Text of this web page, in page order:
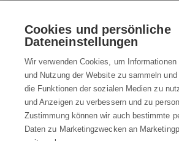
Kontaktieren Sie uns
info@robotworld.de
+49 25 197 159 962 Mo-Fr
ALLE KONTAKTE
Cookies und persönliche
Dateneinstellungen
Wir verwenden Cookies, um
und Nutzung der Website zu sammeln
die Funktionen der sozialen Medien zu
und Anzeigen zu verbessern und zu
Zustimmung können wir auch bestimmte
Daten zu Marketingzwecken an